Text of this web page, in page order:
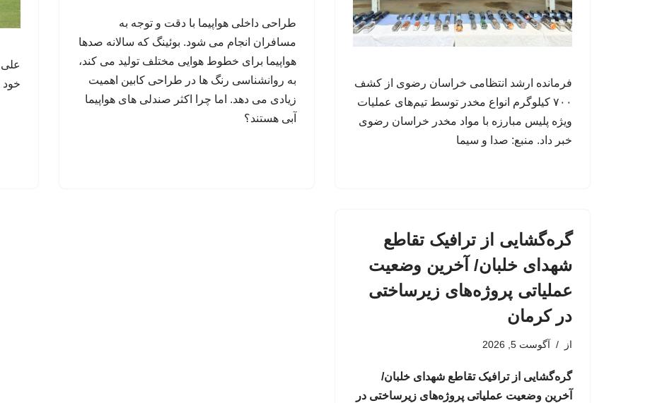
فرمانده ارشد انتظامی خراسان رضوی از کشف
۷۰۰ کیلوگرم انواع مخدر توسط تیم‌های عملیات
ویژه پلیس مبارزه با مواد مخدر خراسان رضوی
خبر داد. منبع: صدا و سیما
طراحی داخلی هواپیما با دقت و توجه به
مسافران انجام می شود. بوئینگ که سالانه صدها
هواپیما برای خطوط هوایی مختلف تولید می کند،
به روانشناسی رنگ ها در طراحی کابین اهمیت
زیادی می دهد. اما چرا اکثر صندلی های هواپیما
آبی هستند؟
خود
گره‌گشایی از ترافیک تقاطع
شهدای خلبان/ آخرین وضعیت
عملیاتی پروژه‌های زیرساختی
در کرمان
از آگوست 5, 2026
گره‌گشایی از ترافیک تقاطع شهدای خلبان/
آخرین وضعیت عملیاتی پروژه‌های زیرساختی در